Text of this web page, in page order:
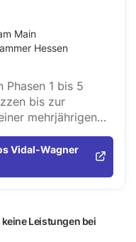
Main
Hessen
Phasen 1 bis 5
bis zur
mehrjährigen
ich mit Ihnen
Ansprüchen
ist.
für Barrierefreies
Vidal-Wagner
Leistungen bei